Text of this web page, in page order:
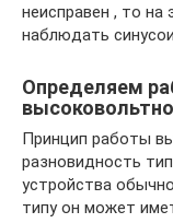
неисправен , то
наблюдать
Определяем
Принцип работы
разновидность
устройства
типу он может